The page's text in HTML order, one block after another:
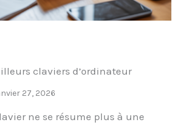
claviers d’ordinateur
27, 2026
ne se résume plus à une